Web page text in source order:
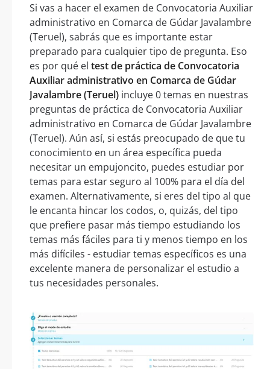
Si vas a hacer el examen de Convocatoria Auxiliar
administrativo en Comarca de Gúdar Javalambre
(Teruel), sabrás que es importante estar
preparado para cualquier tipo de pregunta. Eso
es por qué el test de práctica de Convocatoria
Auxiliar administrativo en Comarca de Gúdar
Javalambre (Teruel) incluye 0 temas en nuestras
preguntas de práctica de Convocatoria Auxiliar
administrativo en Comarca de Gúdar Javalambre
(Teruel). Aún así, si estás preocupado de que tu
conocimiento en un área específica pueda
necesitar un empujoncito, puedes estudiar por
temas para estar seguro al 100% para el día del
examen. Alternativamente, si eres del tipo al que
le encanta hincar los codos, o, quizás, del tipo
que prefiere pasar más tiempo estudiando los
temas más fáciles para ti y menos tiempo en los
más difíciles - estudiar temas específicos es una
excelente manera de personalizar el estudio a
tus necesidades personales.